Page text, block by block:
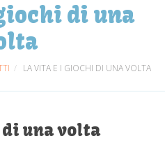
di una
LA VITA E I GIOCHI DI UNA VOLTA
una volta